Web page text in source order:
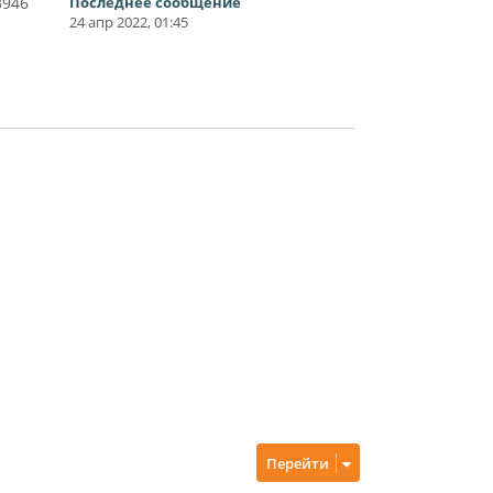
24 апр 2022, 01:45
Перейти